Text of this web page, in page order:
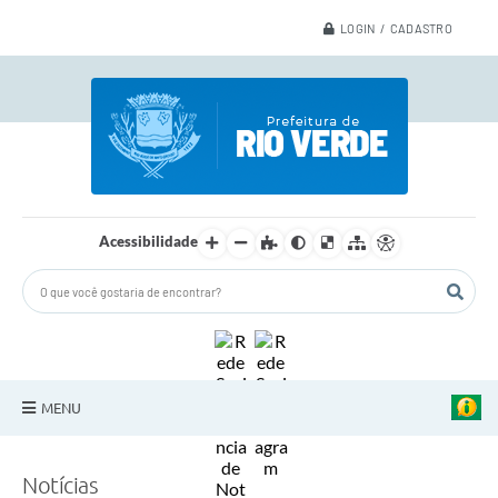
LOGIN / CADASTRO
Acessibilidade
MENU
Notícias